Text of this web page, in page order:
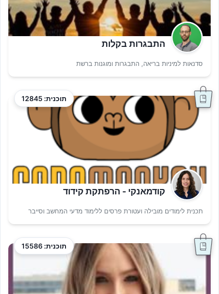
התבגרות בקלות
סדנאות למיניות בריאה, התבגרות ומוגנות ברשת
תוכנית: 12845
קודמאנקי - הרפתקת קידוד
תכנית לימודים מובילה ועטורת פרסים ללימוד מדעי המחשב וסייבר
תוכנית: 15586